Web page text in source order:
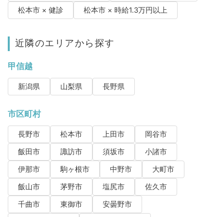
松本市 × 健診
松本市 × 時給1.3万円以上
近隣のエリアから探す
甲信越
新潟県 山梨県 長野県
市区町村
長野市 松本市 上田市
岡谷市
飯田市
諏訪市 須坂市
小諸市
伊那市
駒ヶ根市 中野市
大町市
飯山市
茅野市 塩尻市
佐久市
千曲市
東御市
安曇野市